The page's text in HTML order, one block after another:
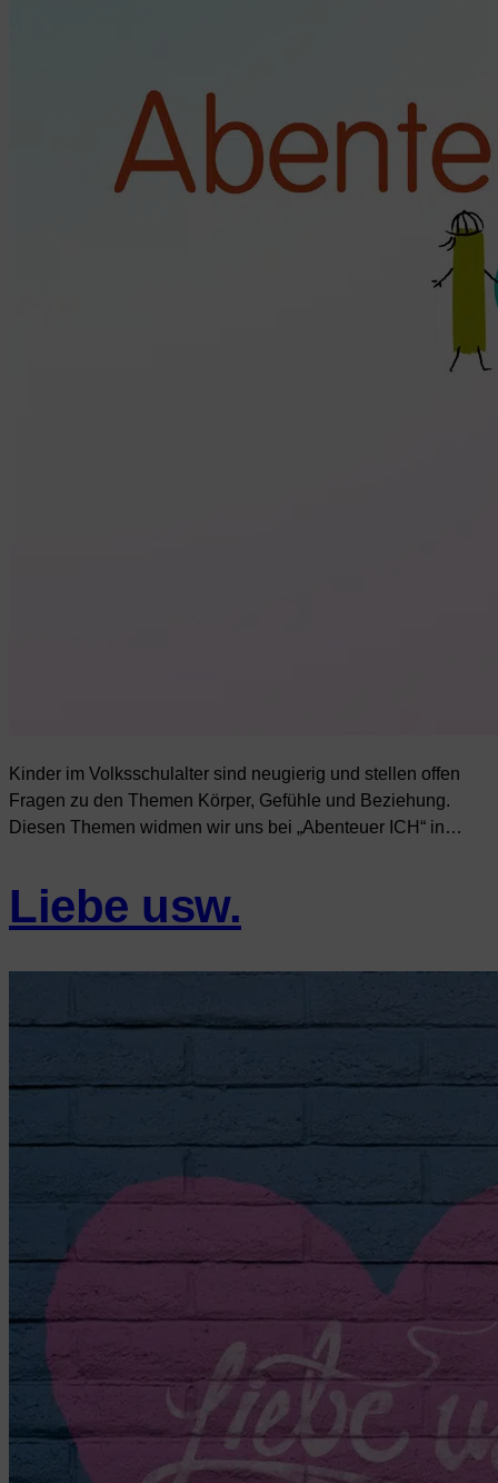
Kinder im Volksschulalter sind neugierig und stellen offen
Fragen zu den Themen Körper, Gefühle und Beziehung.
Diesen Themen widmen wir uns bei „Abenteuer ICH“ in…
Liebe usw.